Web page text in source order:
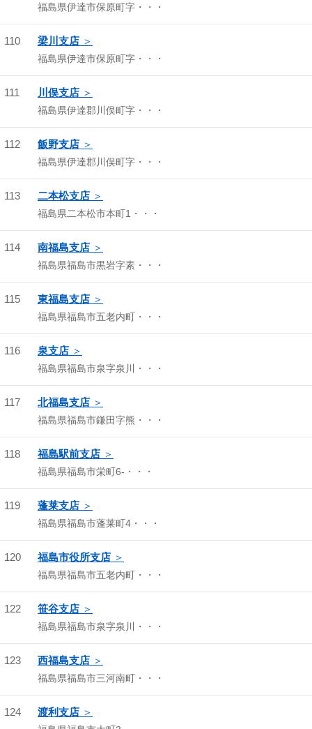
福島県伊達市保原町字・・・
110 梁川支店
福島県伊達市保原町字・・・
111 川俣支店
福島県伊達郡川俣町字・・・
112 飯野支店
福島県伊達郡川俣町字・・・
113 二本松支店
福島県二本松市本町1・・・
114 南福島支店
福島県福島市黒岩字素・・・
115 東福島支店
福島県福島市五老内町・・・
116 泉支店
福島県福島市泉字泉川・・・
117 北福島支店
福島県福島市鎌田字熊・・・
118 福島駅前支店
福島県福島市栄町6-・・・
119 蓬莱支店
福島県福島市蓬莱町4・・・
120 福島市役所支店
福島県福島市五老内町・・・
122 笹谷支店
福島県福島市泉字泉川・・・
123 西福島支店
福島県福島市三河南町・・・
124 渡利支店